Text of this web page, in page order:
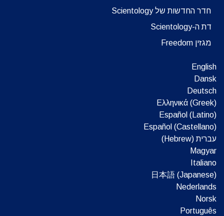
חדר החדשות של Scientology
דת ה-Scientology
מגזין Freedom
English
Dansk
Deutsch
Ελληνικά (Greek)
Español (Latino)
Español (Castellano)
עברית (Hebrew)‏
Magyar
Italiano
日本語 (Japanese)
Nederlands
Norsk
Português